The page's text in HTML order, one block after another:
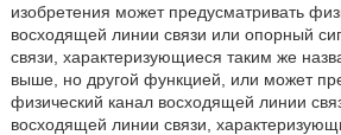
изобретения может предусматривать
восходящей линии связи или опорный
связи, характеризующиеся таким же
выше, но другой функцией, или может
физический канал восходящей линии
восходящей линии связи,